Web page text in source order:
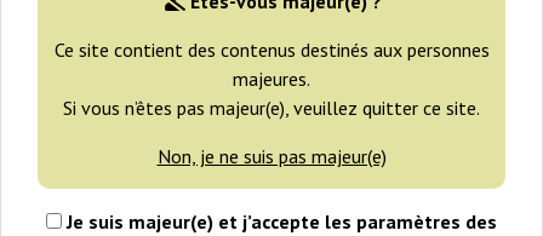
Ce site contient des contenus destinés aux personnes
majeures.
Si vous n’êtes pas majeur(e), veuillez quitter ce site.
Non, je ne suis pas majeur(e)
Je suis majeur(e) et j’accepte les paramètres des